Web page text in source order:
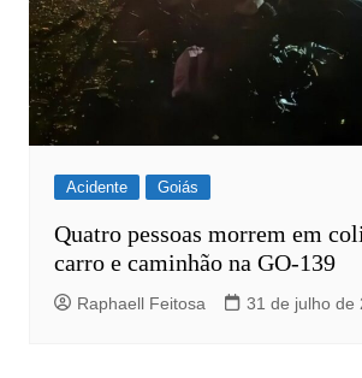
Acidente Goiás
Quatro pessoas morrem em
carro e caminhão na GO-139
Raphaell Feitosa 31 de julho de